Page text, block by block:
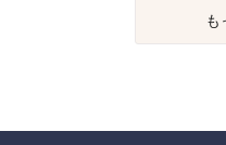
も